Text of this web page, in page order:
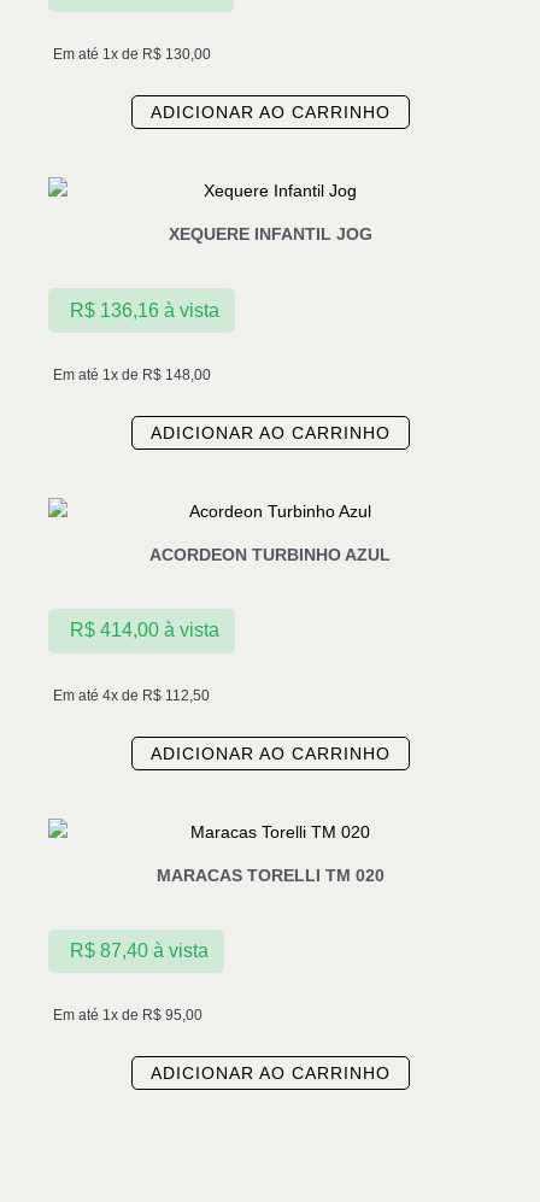
Em até 1x de R$ 130,00
ADICIONAR AO CARRINHO
XEQUERE INFANTIL JOG
Em até 1x de R$ 148,00
R$136,16 à vista
ADICIONAR AO CARRINHO
ACORDEON TURBINHO AZUL
Em até 4x de R$ 112,50
R$414,00 à vista
ADICIONAR AO CARRINHO
MARACAS TORELLI TM 020
Em até 1x de R$ 95,00
R$87,40 à vista
ADICIONAR AO CARRINHO